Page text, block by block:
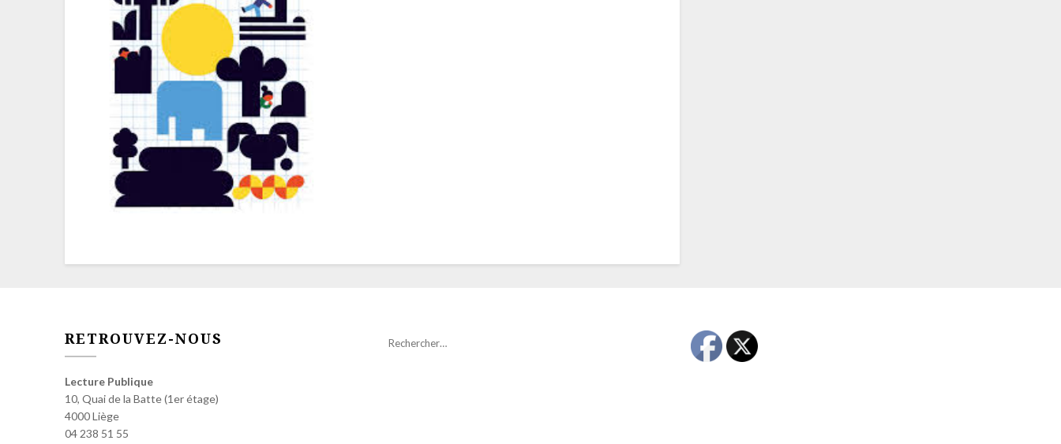
RETROUVEZ-NOUS
Lecture Publique
10, Quai de la Batte (1er étage)
4000 Liège
04 238 51 55